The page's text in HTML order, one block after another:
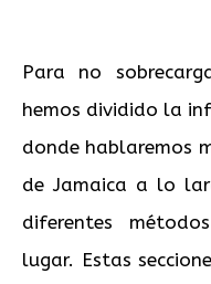
Para no
hemos dividido la
donde hablaremos
de Jamaica a lo
diferentes
lugar. Estas